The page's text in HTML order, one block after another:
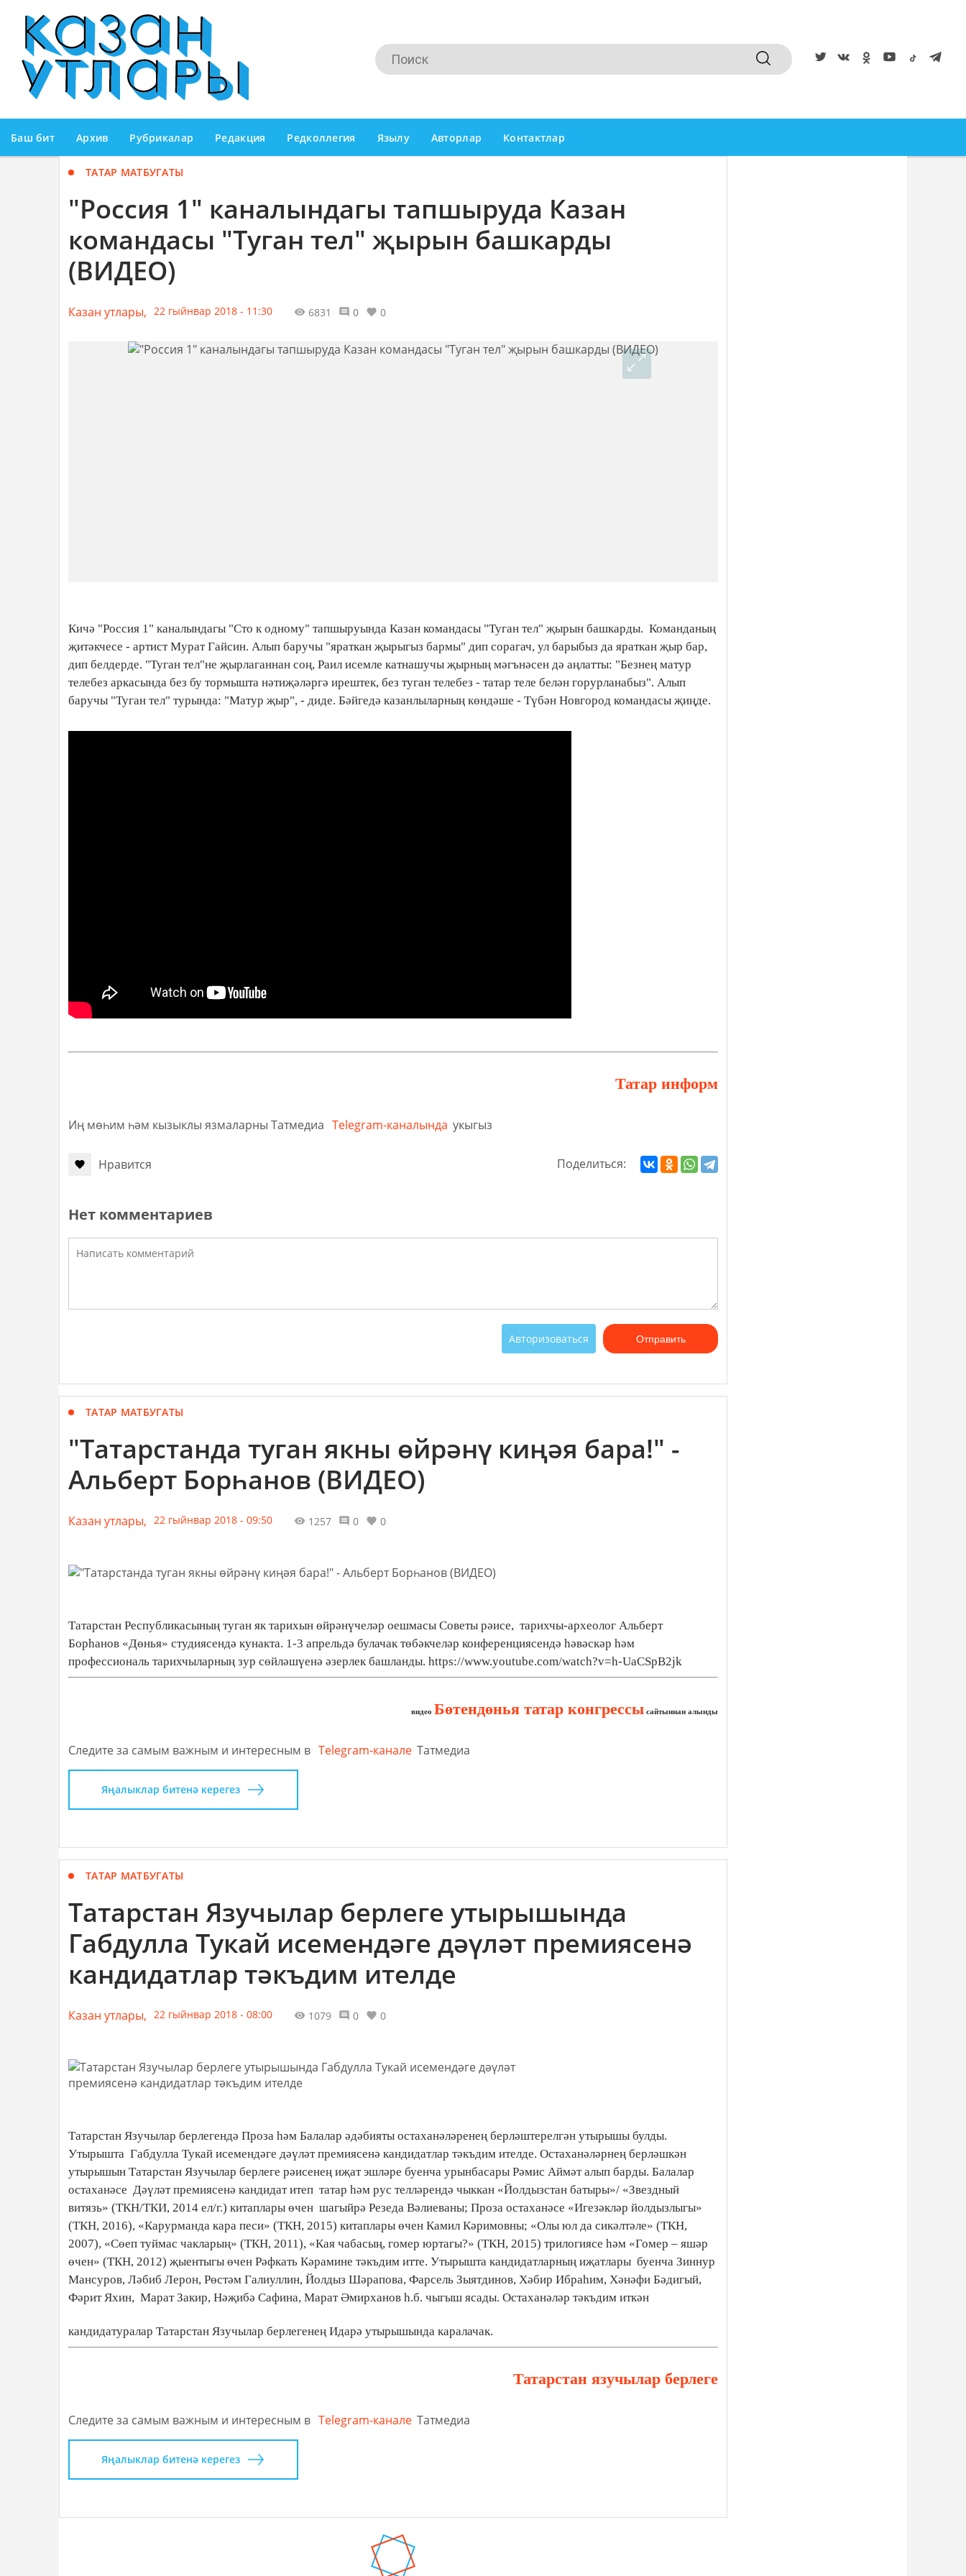
Баш бит Архив Рубрикалар Редакция Редколлегия Язылу Авторлар Контактлар
ТАТАР МАТБУГАТЫ
"Россия 1" каналындагы тапшыруда Казан
командасы "Туган тел" җырын башкарды
(ВИДЕО)
Казан утлары, 22 гыйнвар 2018 - 11:30 6831 0 0
Кичә "Россия 1" каналындагы "Сто к одному" тапшыруында Казан командасы "Туган тел" җырын башкарды. Команданың
җитәкчесе - артист Мурат Гайсин. Алып баручы "яраткан җырыгыз бармы" дип сорагач, ул барыбыз да яраткан җыр бар,
дип белдерде. "Туган тел"не җырлаганнан соң, Раил исемле катнашучы җырның мәгънәсен дә аңлатты: "Безнең матур
телебез аркасында без бу тормышта нәтиҗәләргә ирештек, без туган телебез - татар теле белән горурланабыз". Алып
баручы "Туган тел" турында: "Матур җыр", - диде. Бәйгедә казанлыларның көндәше - Түбән Новгород командасы җиңде.
Татар информ
Иң мөһим һәм кызыклы язмаларны Татмедиа Telegram-каналында укыгыз
Нравится Поделиться:
Нет комментариев
Авторизоваться Отправить
ТАТАР МАТБУГАТЫ
"Татарстанда туган якны өйрәнү киңәя бара!" -
Альберт Борһанов (ВИДЕО)
Казан утлары, 22 гыйнвар 2018 - 09:50 1257 0 0
Татарстан Республикасының туган як тарихын өйрәнүчеләр оешмасы Советы рәисе, тарихчы-археолог Альберт
Борһанов «Дөнья» студиясендә кунакта. 1-3 апрельдә булачак төбәкчеләр конференциясендә һәвәскәр һәм
профессиональ тарихчыларның зур сөйләшүенә әзерлек башланды. https://www.youtube.com/watch?v=h-UaCSpB2jk
видео Бөтендөнья татар конгрессы сайтыннан алынды
Следите за самым важным и интересным в Telegram-канале Татмедиа
Яңалыклар битенә керегез
ТАТАР МАТБУГАТЫ
Татарстан Язучылар берлеге утырышында
Габдулла Тукай исемендәге дәүләт премиясенә
кандидатлар тәкъдим ителде
Казан утлары, 22 гыйнвар 2018 - 08:00 1079 0 0
Татарстан Язучылар берлегендә Проза һәм Балалар әдәбияты остаханәләренең берләштерелгән утырышы булды.
Утырышта Габдулла Тукай исемендәге дәүләт премиясенә кандидатлар тәкъдим ителде. Остаханәләрнең берләшкән
утырышын Татарстан Язучылар берлеге рәисенең иҗат эшләре буенча урынбасары Рәмис Аймәт алып барды. Балалар
остаханәсе Дәүләт премиясенә кандидат итеп татар һәм рус телләрендә чыккан «Йолдызстан батыры»/ «Звездный
витязь» (ТКН/ТКИ, 2014 ел/г.) китаплары өчен шагыйрә Резеда Вәлиеваны; Проза остаханәсе «Игезәкләр йолдызлыгы»
(ТКН, 2016), «Карурманда кара песи» (ТКН, 2015) китаплары өчен Камил Кәримовны; «Олы юл да сикәлтәле» (ТКН,
2007), «Сөеп туймас чакларың» (ТКН, 2011), «Кая чабасың, гомер юртагы?» (ТКН, 2015) трилогиясе һәм «Гомер – яшәр
өчен» (ТКН, 2012) җыентыгы өчен Рәфкать Кәрамине тәкъдим итте. Утырышта кандидатларның иҗатлары буенча Зиннур
Мансуров, Ләбиб Лерон, Рөстәм Галиуллин, Йолдыз Шәрапова, Фарсель Зыятдинов, Хәбир Ибраһим, Хәнәфи Бәдигый,
Фәрит Яхин, Марат Закир, Нәҗибә Сафина, Марат Әмирханов һ.б. чыгыш ясады. Остаханәләр тәкъдим иткән
кандидатуралар Татарстан Язучылар берлегенең Идарә утырышында каралачак.
Татарстан язучылар берлеге
Следите за самым важным и интересным в Telegram-канале Татмедиа
Яңалыклар битенә керегез